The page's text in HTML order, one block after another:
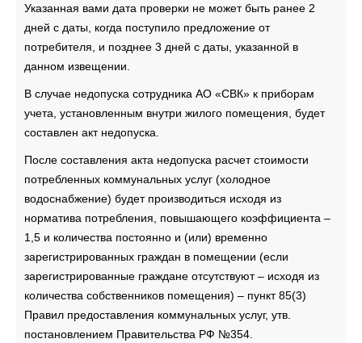
Указанная вами дата проверки не может быть ранее 2
дней с даты, когда поступило предложение от
потребителя, и позднее 3 дней с даты, указанной в
данном извещении.
В случае недопуска сотрудника АО «СВК» к приборам
учета, установленным внутри жилого помещения, будет
составлен акт недопуска.
После составления акта недопуска расчет стоимости
потребленных коммунальных услуг (холодное
водоснабжение) будет производиться исходя из
норматива потребления, повышающего коэффициента –
1,5 и количества постоянно и (или) временно
зарегистрированных граждан в помещении (если
зарегистрированные граждане отсутствуют – исходя из
количества собственников помещения) – пункт 85(3)
Правил предоставления коммунальных услуг, утв.
постановлением Правительства РФ №354.